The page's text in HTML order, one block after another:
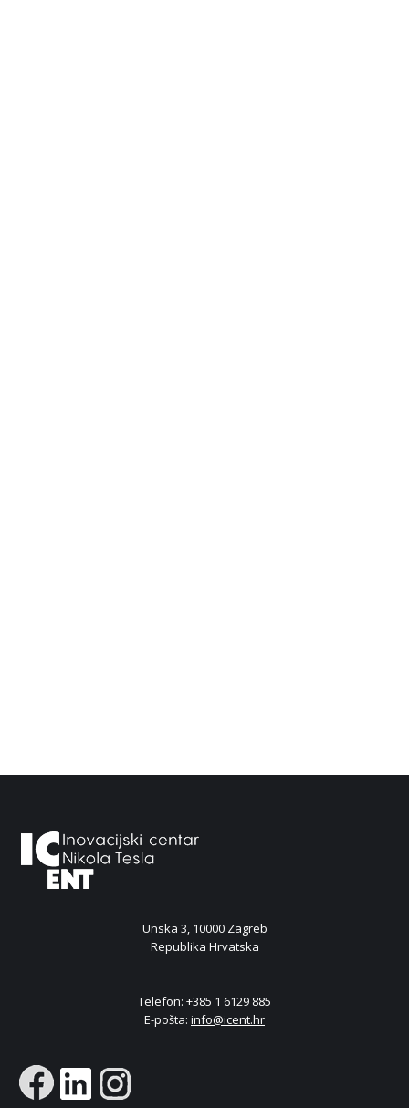
Unska 3, 10000 Zagreb
Republika Hrvatska
Telefon: +385 1 6129 885
E-pošta: info@icent.hr